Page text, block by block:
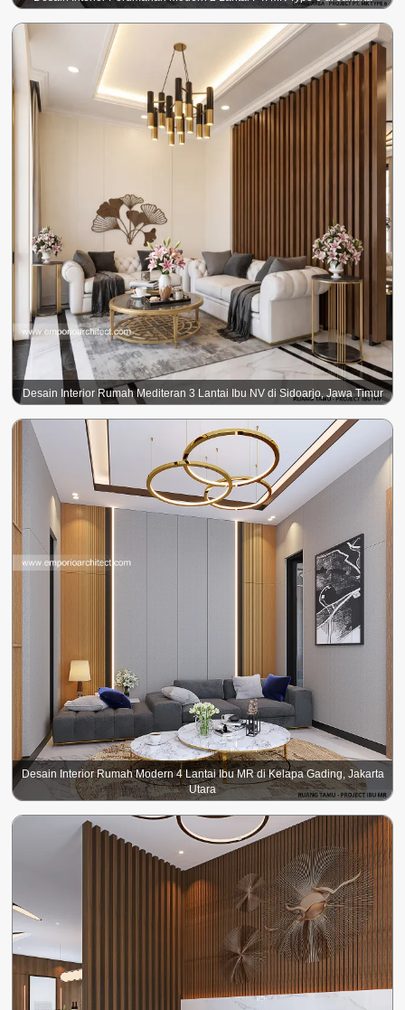
Desain Interior Rumah Mediteran 3 Lantai Ibu NV di Sidoarjo, Jawa Timur
Desain Interior Rumah Modern 4 Lantai Ibu MR di Kelapa Gading, Jakarta
Utara